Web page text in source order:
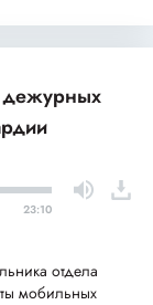
дежурных
23:10
отдела
мобильных